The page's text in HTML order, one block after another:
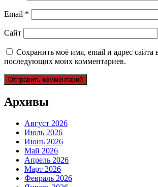
Email *
Сайт
Сохранить моё имя, email и адрес сайта
последующих моих комментариев.
Архивы
Август 2026
Июль 2026
Июнь 2026
Май 2026
Апрель 2026
Март 2026
Февраль 2026